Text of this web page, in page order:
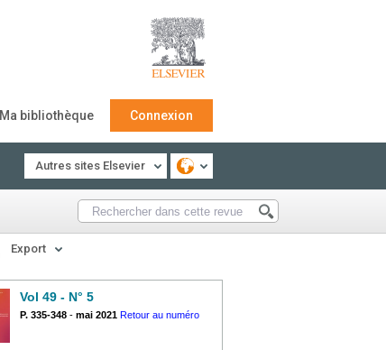
Ma bibliothèque Connexion
Autres sites Elsevier
Export
Vol 49 - N° 5
P. 335-348 - mai 2021 Retour au numéro